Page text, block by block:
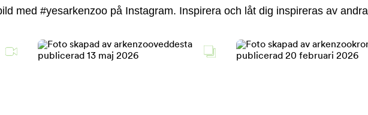
med #yesarkenzoo på Instagram. Inspirera och låt dig inspireras av